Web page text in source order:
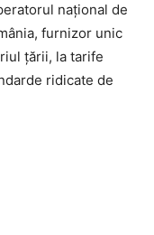
național de
furnizor unic
țării, la tarife
ridicate de